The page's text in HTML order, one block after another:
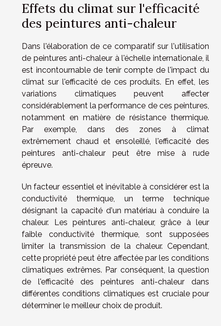
Effets du climat sur l'efficacité
des peintures anti-chaleur
Dans l'élaboration de ce comparatif sur l'utilisation
de peintures anti-chaleur à l'échelle internationale, il
est incontournable de tenir compte de l'impact du
climat sur l'efficacité de ces produits. En effet, les
variations climatiques peuvent affecter
considérablement la performance de ces peintures,
notamment en matière de résistance thermique.
Par exemple, dans des zones à climat
extrêmement chaud et ensoleillé, l'efficacité des
peintures anti-chaleur peut être mise à rude
épreuve.
Un facteur essentiel et inévitable à considérer est la
conductivité thermique, un terme technique
désignant la capacité d'un matériau à conduire la
chaleur. Les peintures anti-chaleur, grâce à leur
faible conductivité thermique, sont supposées
limiter la transmission de la chaleur. Cependant,
cette propriété peut être affectée par les conditions
climatiques extrêmes. Par conséquent, la question
de l'efficacité des peintures anti-chaleur dans
différentes conditions climatiques est cruciale pour
déterminer le meilleur choix de produit.